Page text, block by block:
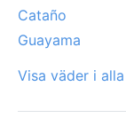
Cataño
Guayama
Visa väder i